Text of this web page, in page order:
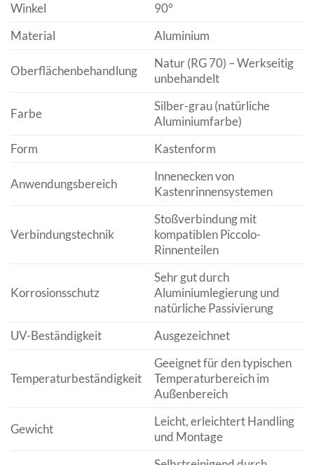
Winkel
90°
Material
Aluminium
Oberflächenbehandlung
Natur (RG 70) – Werkseitig
unbehandelt
Farbe
Silber-grau (natürliche
Aluminiumfarbe)
Form
Kastenform
Anwendungsbereich
Innenecken von
Kastenrinnensystemen
Verbindungstechnik
Stoßverbindung mit
kompatiblen Piccolo-
Rinnenteilen
Korrosionsschutz
Sehr gut durch
Aluminiumlegierung und
natürliche Passivierung
UV-Beständigkeit
Ausgezeichnet
Temperaturbeständigkeit
Geeignet für den typischen
Temperaturbereich im
Außenbereich
Gewicht
Leicht, erleichtert Handling
und Montage